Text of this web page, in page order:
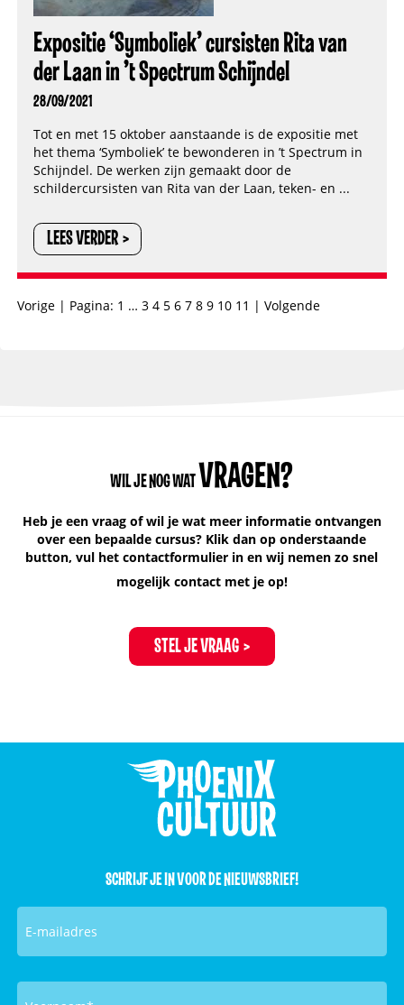
Expositie ‘Symboliek’ cursisten Rita van
der Laan in ’t Spectrum Schijndel
28/09/2021
Tot en met 15 oktober aanstaande is de expositie met
het thema ‘Symboliek’ te bewonderen in ’t Spectrum in
Schijndel. De werken zijn gemaakt door de
schildercursisten van Rita van der Laan, teken- en ...
LEES VERDER
Vorige Pagina: 1 3 4 5 6 7 8 9 10 11 Volgende
WIL JE NOG WATVRAGEN?
Heb je een vraag of wil je wat meer informatie ontvangen
over een bepaalde cursus? Klik dan op onderstaande
button, vul het contactformulier in en wij nemen zo snel
mogelijk contact met je op!
STEL JE VRAAG
SCHRIJF JE IN VOOR DE NIEUWSBRIEF!